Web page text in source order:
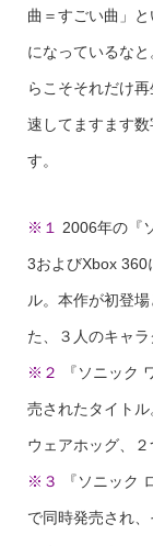
曲＝すごい曲」
になっているな
らこそそれだけ
速してますます
す。
※１ 2006年の『
3およびXbox 360
ル。本作が初登
た、３人のキャ
※２ 『ソニック
売されたタイト
ウェアホッグ、
※３ 『ソニック
で同時発売され